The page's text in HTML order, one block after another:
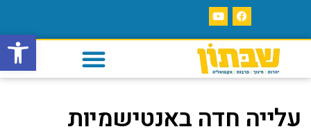
פתח
עלייה חדה באנטישמיות